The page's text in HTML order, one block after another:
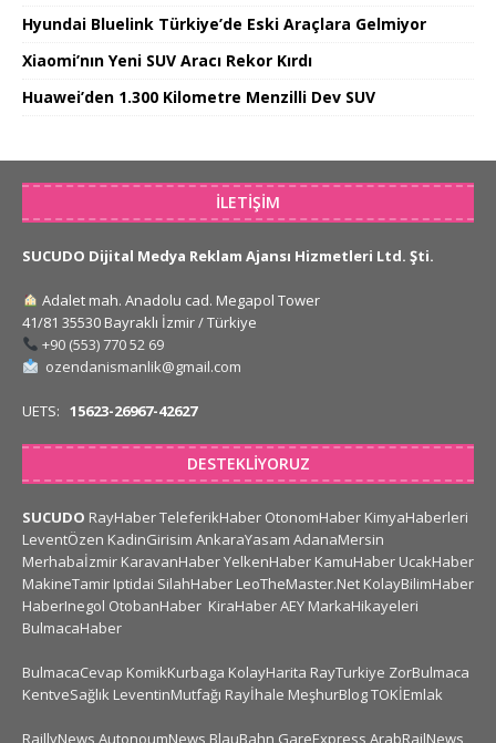
Hyundai Bluelink Türkiye’de Eski Araçlara Gelmiyor
Xiaomi’nın Yeni SUV Aracı Rekor Kırdı
Huawei’den 1.300 Kilometre Menzilli Dev SUV
İLETIŞIM
SUCUDO Dijital Medya Reklam Ajansı Hizmetleri Ltd. Şti.
Adalet mah. Anadolu cad. Megapol Tower
41/81 35530 Bayraklı İzmir / Türkiye
+90 (553) 770 52 69
ozendanismanlik@gmail.com
UETS: 15623-26967-42627
DESTEKLIYORUZ
SUCUDO RayHaberTeleferikHaber OtonomHaber KimyaHaberleri
LeventÖzen KadinGirisim AnkaraYasam AdanaMersin
Merhabaİzmir KaravanHaberYelkenHaber KamuHaber UcakHaber
MakineTamir Iptidai SilahHaber LeoTheMaster.Net KolayBilimHaber
HaberInegol OtobanHaber KiraHaberAEY MarkaHikayeleri
BulmacaHaber
BulmacaCevap KomikKurbaga KolayHarita RayTurkiye ZorBulmaca
KentveSağlık LeventinMutfağı Rayİhale MeşhurBlogTOKİEmlak
RaillyNews AutonoumNews BlauBahn GareExpress ArabRailNews